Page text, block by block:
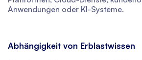
Anwendungen oder KI-Systeme.
Abhängigkeit von Erblastwissen